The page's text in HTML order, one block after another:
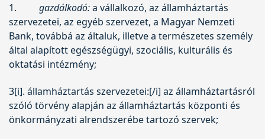
1. gazdálkodó:a vállalkozó, az államháztartás
szervezetei, az egyéb szervezet, a Magyar Nemzeti
Bank, továbbá az általuk, illetve a természetes személy
által alapított egészségügyi, szociális, kulturális és
oktatási intézmény;
3[i]. államháztartás szervezetei:[/i] az államháztartásról
szóló törvény alapján az államháztartás központi és
önkormányzati alrendszerébe tartozó szervek;